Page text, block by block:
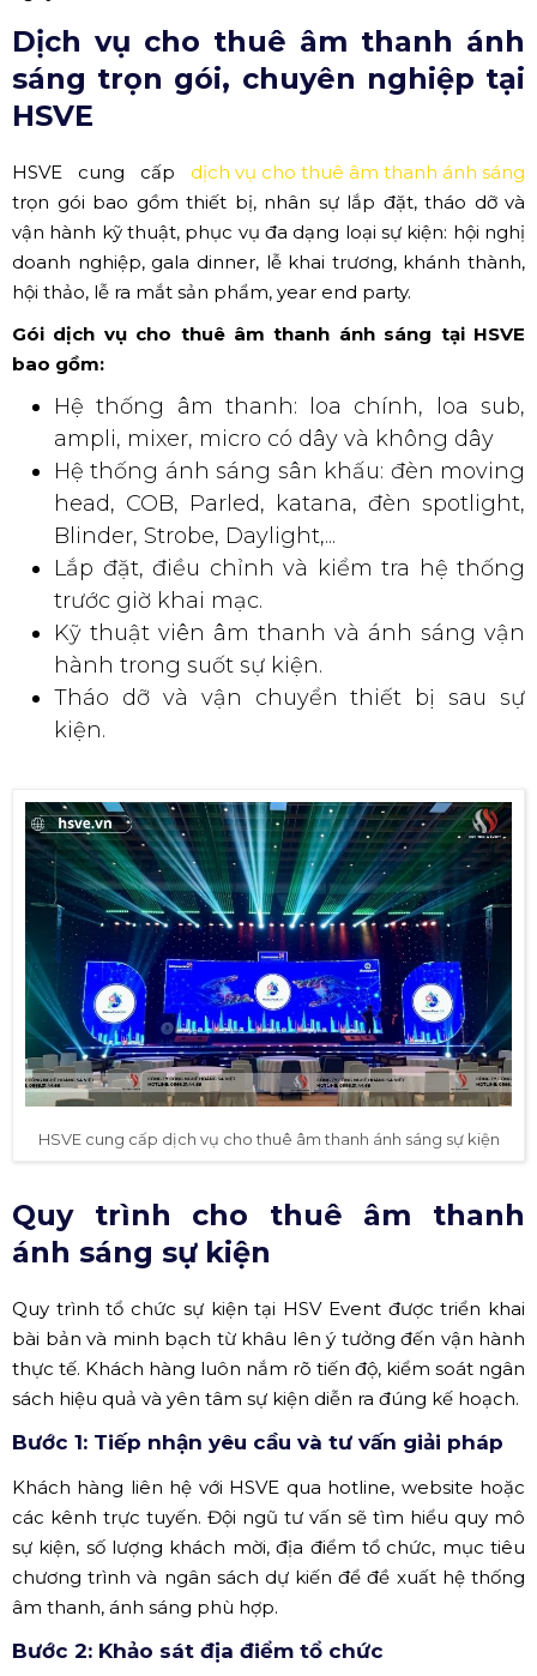
Dịch vụ cho thuê âm thanh ánh
sáng trọn gói, chuyên nghiệp tại
HSVE
HSVE cung cấp dịch vụ cho thuê âm thanh ánh sáng
trọn gói bao gồm thiết bị, nhân sự lắp đặt, tháo dỡ và
vận hành kỹ thuật, phục vụ đa dạng loại sự kiện: hội nghị
doanh nghiệp, gala dinner, lễ khai trương, khánh thành,
hội thảo, lễ ra mắt sản phẩm, year end party.
Gói dịch vụ cho thuê âm thanh ánh sáng tại HSVE
bao gồm:
Hệ thống âm thanh: loa chính, loa sub,
ampli, mixer, micro có dây và không dây
Hệ thống ánh sáng sân khấu: đèn moving
head, COB, Parled, katana, đèn spotlight,
Blinder, Strobe, Daylight,...
Lắp đặt, điều chỉnh và kiểm tra hệ thống
trước giờ khai mạc.
Kỹ thuật viên âm thanh và ánh sáng vận
hành trong suốt sự kiện.
Tháo dỡ và vận chuyển thiết bị sau sự
kiện.
HSVE cung cấp dịch vụ cho thuê âm thanh ánh sáng sự kiện
Quy trình cho thuê âm thanh
ánh sáng sự kiện
Quy trình tổ chức sự kiện tại HSV Event được triển khai
bài bản và minh bạch từ khâu lên ý tưởng đến vận hành
thực tế. Khách hàng luôn nắm rõ tiến độ, kiểm soát ngân
sách hiệu quả và yên tâm sự kiện diễn ra đúng kế hoạch.
Bước 1: Tiếp nhận yêu cầu và tư vấn giải pháp
Khách hàng liên hệ với HSVE qua hotline, website hoặc
các kênh trực tuyến. Đội ngũ tư vấn sẽ tìm hiểu quy mô
sự kiện, số lượng khách mời, địa điểm tổ chức, mục tiêu
chương trình và ngân sách dự kiến để đề xuất hệ thống
âm thanh, ánh sáng phù hợp.
Bước 2: Khảo sát địa điểm tổ chức